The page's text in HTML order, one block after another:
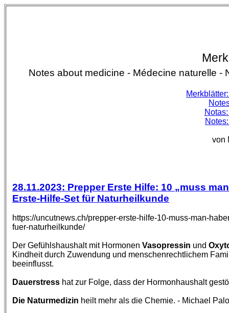
Notes about medicine - Médecine naturelle -
von
28.11.2023: Prepper Erste Hilfe: 10 „muss
Erste-Hilfe-Set für Naturheilkunde
https://uncutnews.ch/prepper-erste-hilfe-10-muss-man-
fuer-naturheilkunde/
Der Gefühlshaushalt mit Hormonen Vasopressin und
Kindheit durch Zuwendung und menschenrechtlichem
beeinflusst.
Dauerstress hat zur Folge, dass der Hormonhaushalt
Die Naturmedizin heilt mehr als die Chemie. - Michael